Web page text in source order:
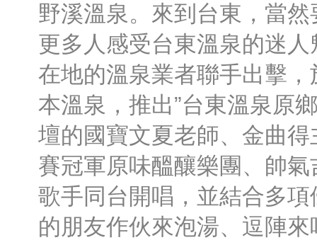
野溪溫泉。來到台東，當
更多人感受台東溫泉的迷
在地的溫泉業者聯手出擊
本溫泉，推出”台東溫泉原
壇的國寶文夏老師、金曲
賽冠軍原味醞釀樂團、帥
歌手同台開唱，並結合多
的朋友作伙來泡湯、逗陣來